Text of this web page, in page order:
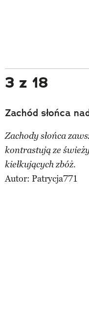
3 z 18
Zachód słońca
Zachody słońca
kontrastują ze
kiełkujących zbóż.
Autor: Patrycja771